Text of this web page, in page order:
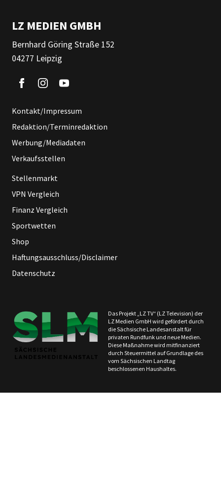
LZ MEDIEN GMBH
Bernhard Göring Straße 152
04277 Leipzig
Kontakt/Impressum
Redaktion/Terminredaktion
Werbung/Mediadaten
Verkaufsstellen
Stellenmarkt
VPN Vergleich
Finanz Vergleich
Sportwetten
Shop
Haftungsausschluss/Disclaimer
Datenschutz
Das Projekt „LZ TV“ (LZ Television) der
LZ Medien GmbH wird gefördert durch
die Sächsische Landesanstalt für
privaten Rundfunk und neue Medien.
Diese Maßnahme wird mitfinanziert
durch Steuermittel auf Grundlage des
vom Sächsischen Landtag
beschlossenen Haushaltes.